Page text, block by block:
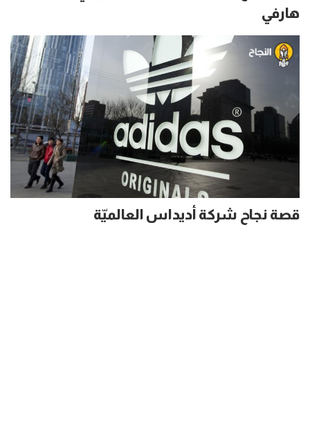
هارفي
قصة نجاح شركة أديداس العالميّة